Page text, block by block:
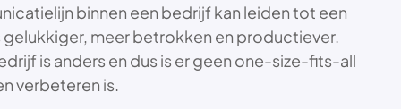
binnen een bedrijf kan leiden tot een
meer betrokken en productiever.
is anders en dus is er geen one-size-fits-all
verbeteren is.